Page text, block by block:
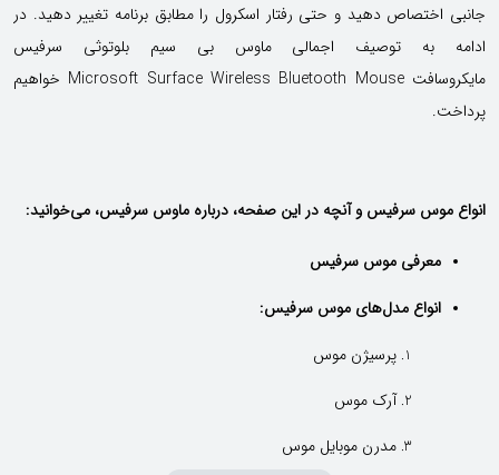
جانبی اختصاص دهید و حتی رفتار اسکرول را مطابق برنامه تغییر دهید. در
ادامه به توصیف اجمالی ماوس بی سیم بلوتوثی سرفیس
مایکروسافت Microsoft Surface Wireless Bluetooth Mouse خواهیم
پرداخت.
انواع موس سرفیس و آنچه در این صفحه، درباره ماوس سرفیس، می‌خوانید:
معرفی موس سرفیس
انواع مدل‌های موس سرفیس:
پرسیژن موس
آرک موس
مدرن موبایل موس